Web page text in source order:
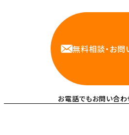
無料相談・お問
お電話でもお問い合わ